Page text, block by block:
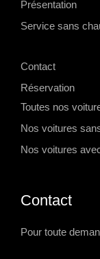
Présentation
Service sans
Contact
Réservation
Toutes nos
Nos voitures
Nos voitures
Contact
Pour toute